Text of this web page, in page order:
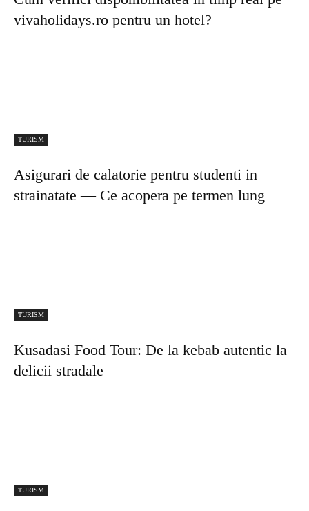
pentru vacanțe reușite – avantaje, diferențe și
sfaturi utile
TURISM
Destinații de vacanță care merită fiecare
fotografie postată pe conturile de social